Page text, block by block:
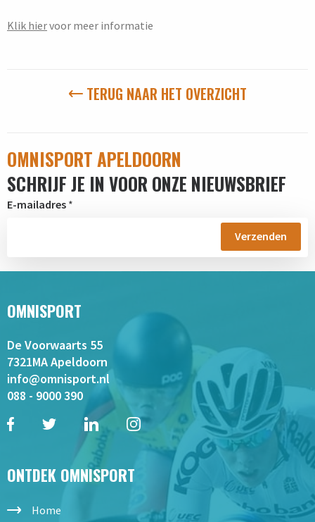
Klik hiervoor meer informatie
TERUG NAAR HET OVERZICHT
OMNISPORT APELDOORN
SCHRIJF JE IN VOOR ONZE NIEUWSBRIEF
E-mailadres *
OMNISPORT
De Voorwaarts 55
7321MA Apeldoorn
info@omnisport.nl
088 - 9000 390
ONTDEK OMNISPORT
Home